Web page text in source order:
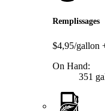
Remplissages
$4,95/gallon
On Hand:
351